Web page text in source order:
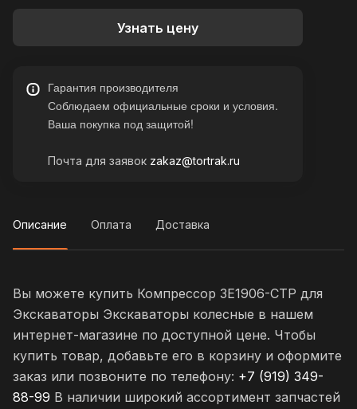
Узнать цену
Гарантия производителя
Соблюдаем официальные сроки и условия.
Ваша покупка под защитой!
Почта для заявок zakaz@tortrak.ru
Описание Оплата Доставка
Вы можете купить Компрессор 3E1906-CTP для
Экскаваторы Экскаваторы колесные в нашем
интернет-магазине по доступной цене. Чтобы
купить товар, добавьте его в корзину и оформите
заказ или позвоните по телефону: +7 (919) 349-
88-99 В наличии широкий ассортимент запчастей